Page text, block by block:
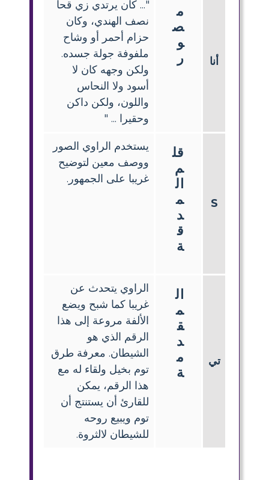
أنا
م
ص
و
ر
"... كان يرتدي زي قحا
نصف الهندي، وكان
حزام أحمر أو وشاح
ملفوفة جولة جسده.
ولكن وجهه كان لا
أسود ولا النحاس
واللون، ولكن داكن
وحقيرا ... "
S
قل
م
ال
م
د
ق
ة
يستخدم الراوي الصور
ووصف معين لتوضيح
غريبا على الجمهور.
تي
ال
م
ق
د
م
ة
الراوي يتحدث عن
غريبا كما شبح ويضع
الألفة مروعة إلى هذا
الرقم الذي هو
الشيطان. معرفة طرق
توم بخيل ولقاء له مع
هذا الرقم، يمكن
للقارئ أن يستنتج أن
توم ويبيع روحه
للشيطان لالثروة.